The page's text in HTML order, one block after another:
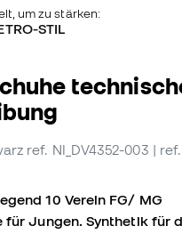
um zu stärken:
STIL
ref. NI_DV4352-003 |
10 Verein FG/ MG
für Jungen. Synthetik für